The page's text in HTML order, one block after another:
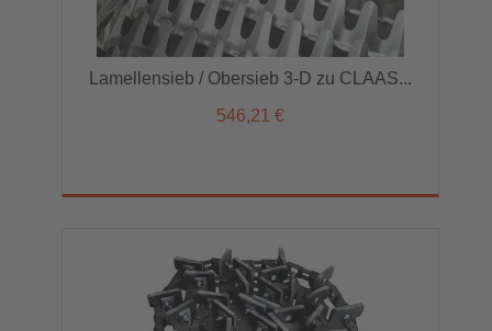
Lamellensieb / Obersieb 3-D zu CLAAS...
546,21 €